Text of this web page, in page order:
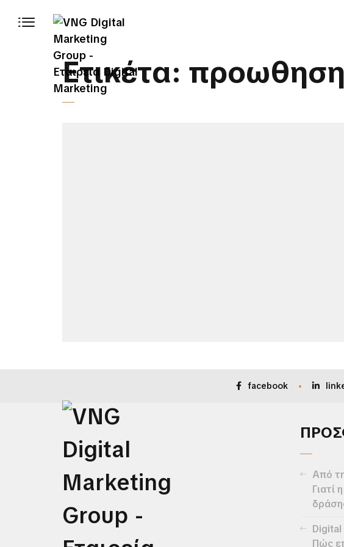
Ετικέτα:
facebook
Από
Γιατί
Digital
Πώς